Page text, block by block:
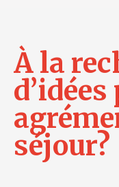
À la
séjour?